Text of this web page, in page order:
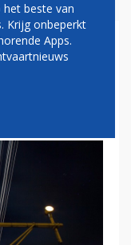
GPS
beste van
Krijg onbeperkt
Apps.